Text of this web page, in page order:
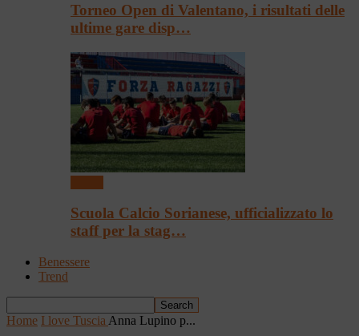
Torneo Open di Valentano, i risultati delle
ultime gare disp…
Scuola Calcio Sorianese, ufficializzato lo
staff per la stag…
Benessere
Trend
Home I love Tuscia Anna Lupino p...